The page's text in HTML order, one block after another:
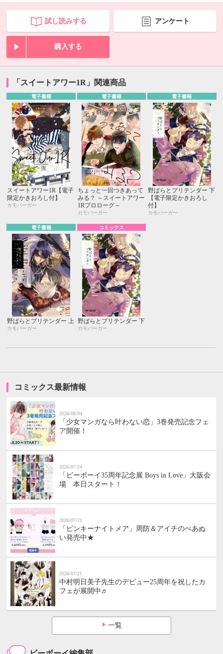
試し読みする アンケート
購入する
「スイートアワー1R」関連商品
電子書籍
スイートアワー1R【電子
限定かきおろし付】
カモバーガー
電子書籍
ちょっと一回つきあって
みる？ ～スイートアワー
1Rプロローグ～
カモバーガー
電子書籍
野ばらとプリテンダー 下
【電子限定かきおろし
付】
カモバーガー
電子書籍
野ばらとプリテンダー 上
カモバーガー
コミックス
野ばらとプリテンダー 下
カモバーガー
コミックス最新情報
2026/08/04
「少女マンガなら叶わない恋」3巻発売記念フェ
ア開催！
2026/07/24
「ビーボーイ35周年記念展 Boys in Love」大阪会
場 本日スタート！
2026/07/21
「ピンキーナイトメア」周防＆アイチのぺあぬ
い発売中★
2026/07/21
中村明日美子先生のデビュー25周年を祝したカ
フェが展開中♬
一覧